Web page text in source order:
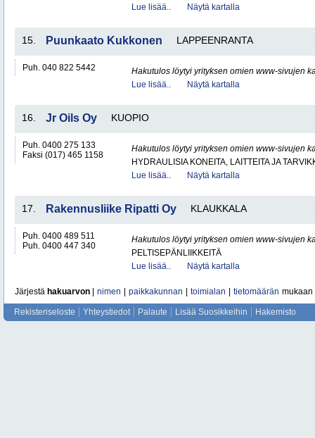
Lue lisää..
Näytä kartalla
15. Puunkaato Kukkonen LAPPEENRANTA
Puh. 040 822 5442
Hakutulos löytyi yrityksen omien www-sivujen
Lue lisää..
Näytä kartalla
16. Jr Oils Oy KUOPIO
Puh. 0400 275 133
Faksi (017) 465 1158
Hakutulos löytyi yrityksen omien www-sivujen
HYDRAULISIA KONEITA, LAITTEITA JA
Lue lisää..
Näytä kartalla
17. Rakennusliike Ripatti Oy KLAUKKALA
Puh. 0400 489 511
Puh. 0400 447 340
Hakutulos löytyi yrityksen omien www-sivujen
PELTISEPÄNLIIKKEITÄ
Lue lisää..
Näytä kartalla
Järjestä hakuarvon nimen paikkakunnan toimialan tietomäärän mukaan
Rekisteriseloste Yhteystiedot Palaute Lisää Suosikkeihin Hakemisto